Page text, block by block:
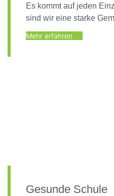
Es kommt auf jeden
sind wir eine starke
Mehr erfahren
Gesunde Schule